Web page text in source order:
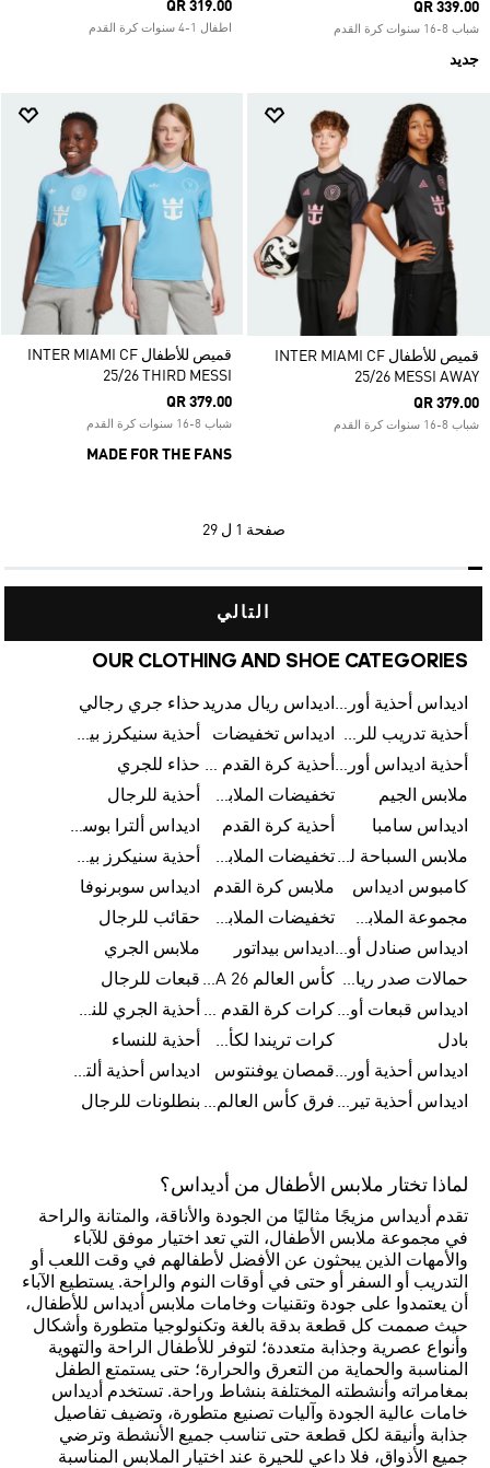
QR 339.00
شباب 8-16 سنوات كرة القدم
جديد
QR 319.00
اطفال 1-4 سنوات كرة القدم
قميص للأطفال INTER MIAMI CF
25/26 MESSI AWAY
QR 379.00
شباب 8-16 سنوات كرة القدم
قميص للأطفال INTER MIAMI CF
25/26 THIRD MESSI
QR 379.00
شباب 8-16 سنوات كرة القدم
MADE FOR THE FANS
صفحة 1 ل 29
التالي
OUR CLOTHING AND SHOE CATEGORIES
اديداس أحذية أورجينالز اديداس ريال مدريد حذاء جري رجالي
أحذية تدريب للرجال
اديداس تخفيضات
أحذية سنيكرز بيضاء للرجال
أحذية اديداس أورجينال للنساء
أحذية كرة القدم للرجال حذاء للجري
ملابس الجيم
تخفيضات الملابس للأطفال
أحذية للرجال
اديداس سامبا
أحذية كرة القدم
اديداس ألترا بوست
ملابس السباحة للرجال
تخفيضات الملابس الرياضية
أحذية سنيكرز بيضاء للرجال
كامبوس اديداس
ملابس كرة القدم
اديداس سوبرنوفا
مجموعة الملابس الرياضية
تخفيضات الملابس للرجال
حقائب للرجال
اديداس صنادل أورجينال للنساء اديداس بيداتور
ملابس الجري
حمالات صدر رياضية
كأس العالم FIFA 26™ قبعات للرجال
اديداس قبعات أورجينال للرجال
كرات كرة القدم للرجال
أحذية الجري للنساء
بادل
كرات تريندا لكأس العالم FIFA 26™
أحذية للنساء
اديداس أحذية أورجينال للرجالقمصان يوفنتوس
اديداس أحذية ألترا بوست للرجال
اديداس أحذية تيريكس
فرق كأس العالم FIFA 26™ بنطلونات للرجال
لماذا تختار ملابس الأطفال من أديداس؟
تقدم أديداس مزيجًا مثاليًا من الجودة والأناقة، والمتانة والراحة
في مجموعة ملابس الأطفال، التي تعد اختيار موفق للآباء
والأمهات الذين يبحثون عن الأفضل لأطفالهم في وقت اللعب أو
التدريب أو السفر أو حتى في أوقات النوم والراحة. يستطيع الآباء
أن يعتمدوا على جودة وتقنيات وخامات ملابس أديداس للأطفال،
حيث صممت كل قطعة بدقة بالغة وتكنولوجيا متطورة وأشكال
وأنواع عصرية وجذابة متعددة؛ لتوفر للأطفال الراحة والتهوية
المناسبة والحماية من التعرق والحرارة؛ حتى يستمتع الطفل
بمغامراته وأنشطته المختلفة بنشاط وراحة. تستخدم أديداس
خامات عالية الجودة وآليات تصنيع متطورة، وتضيف تفاصيل
جذابة وأنيقة لكل قطعة حتى تناسب جميع الأنشطة وترضي
جميع الأذواق، فلا داعي للحيرة عند اختيار الملابس المناسبة